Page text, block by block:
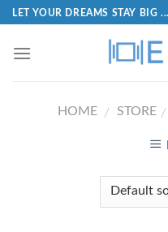
LET YOUR DREAMS STAY BIG ...
HOME / STORE /